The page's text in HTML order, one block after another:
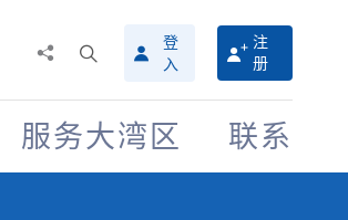
搜
寻
介
面
登
入
注
册
服务大湾区 联系